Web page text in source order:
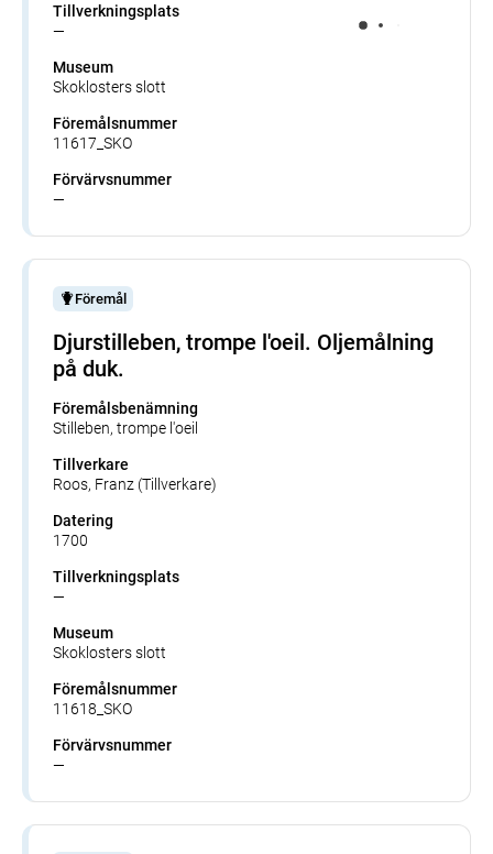
Tillverkningsplats
—
Museum
Skoklosters slott
Föremålsnummer
11617_SKO
Förvärvsnummer
—
Föremål
Djurstilleben, trompe l'oeil. Oljemålning
på duk.
Föremålsbenämning
Stilleben, trompe l'oeil
Tillverkare
Roos, Franz (Tillverkare)
Datering
1700
Tillverkningsplats
—
Museum
Skoklosters slott
Föremålsnummer
11618_SKO
Förvärvsnummer
—